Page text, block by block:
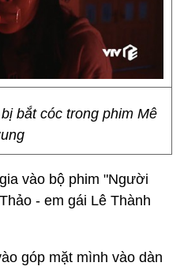
bắt cóc trong phim Mê
vào bộ phim "Người
- em gái Lê Thành
góp mặt mình vào dàn